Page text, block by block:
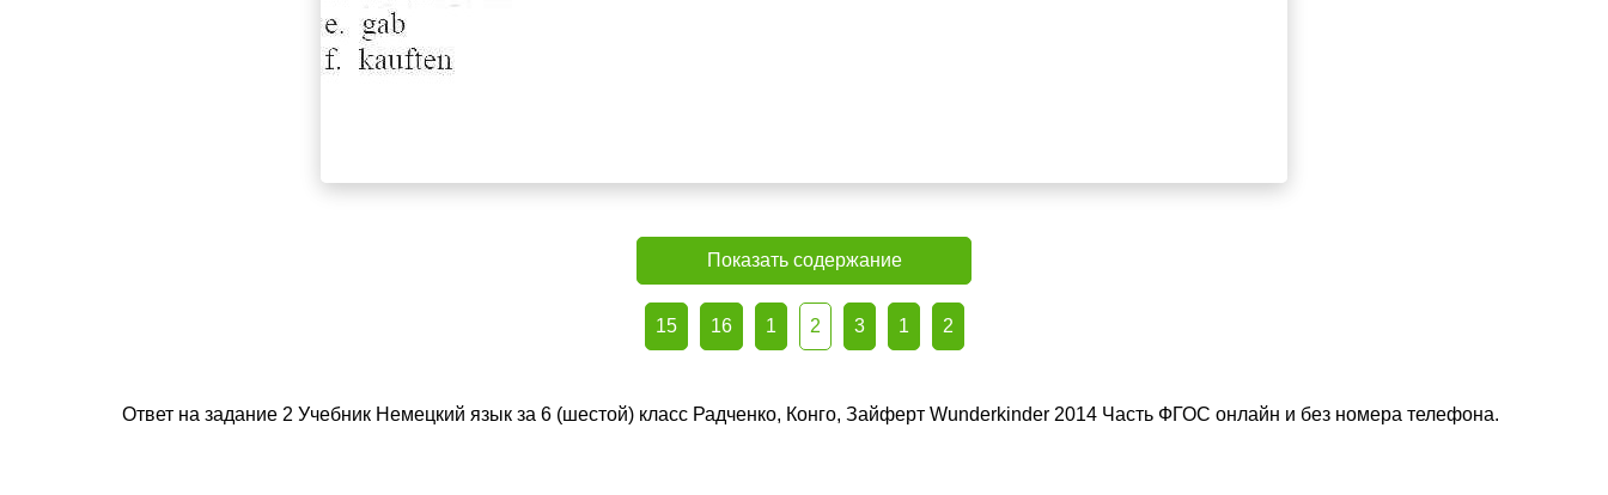
Показать содержание
15 16 1 2 3 1 2
Ответ на задание 2 Учебник Немецкий язык за 6 (шестой) класс Радченко, Конго, Зайферт Wunderkinder 2014 Часть ФГОС онлайн и без номера телефона.